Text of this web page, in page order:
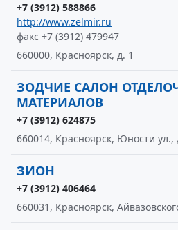
+7 (3912) 588866
http://www.zelmir.ru
факс +7 (3912) 479947
660000, Красноярск, д. 1
ЗОДЧИЕ САЛОН
МАТЕРИАЛОВ
+7 (3912) 624875
660014, Красноярск, Юности ул.,
ЗИОН
+7 (3912) 406464
660031, Красноярск,